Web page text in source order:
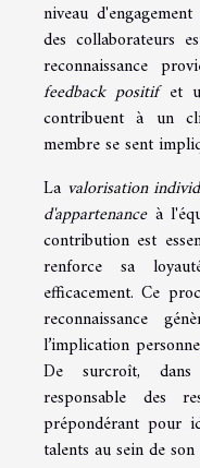
niveau
des collaborateurs
reconnaissance
feedback positifet
contribuent à un
membre se sent
La valorisation
d'appartenanceà
contribution est
renforce sa
efficacement. Ce
reconnaissance
l’implication
De surcroît,
responsable des
prépondérant pour
talents au sein de